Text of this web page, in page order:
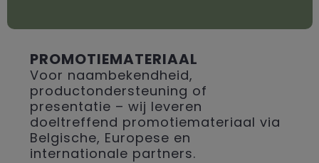
PROMOTIEMATERIAAL
Voor naambekendheid,
productondersteuning of
presentatie – wij leveren
doeltreffend promotiemateriaal via
Belgische, Europese en
internationale partners.